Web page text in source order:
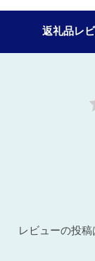
返礼品レ
レビューの投